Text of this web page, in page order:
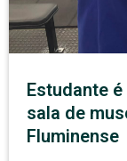
Estudante
sala de
Fluminense